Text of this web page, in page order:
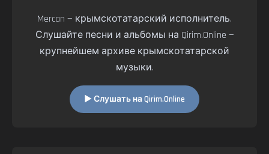
Mercan — крымскотатарский исполнитель.
Слушайте песни и альбомы на Qirim.Online —
крупнейшем архиве крымскотатарской
музыки.
▶ Слушать на Qirim.Online